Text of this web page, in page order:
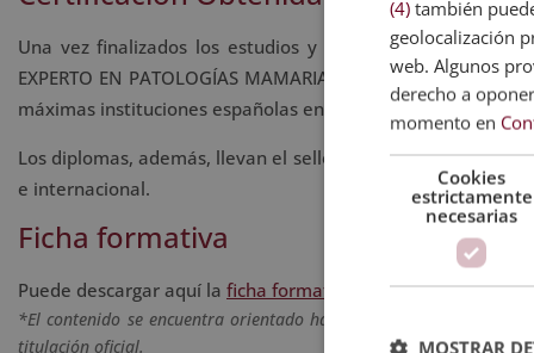
Una vez finalizados los estudios y superadas las
EXPERTO EN PATOLOGÍAS MAMARIAS”, de ESNECA
máximas instituciones españolas en formación y de calidad.
Los diplomas, además, llevan el sello de Notario Europeo,
e internacional.
Ficha formativa
Puede descargar aquí la ficha formativa del Máster en
*El contenido se encuentra orientado hacia la adquisición de
titulación oficial.
(4) también
geolocalización
web. Algunos
derecho a
momento en
Cookies
estrictamente
necesarias
MOSTRAR